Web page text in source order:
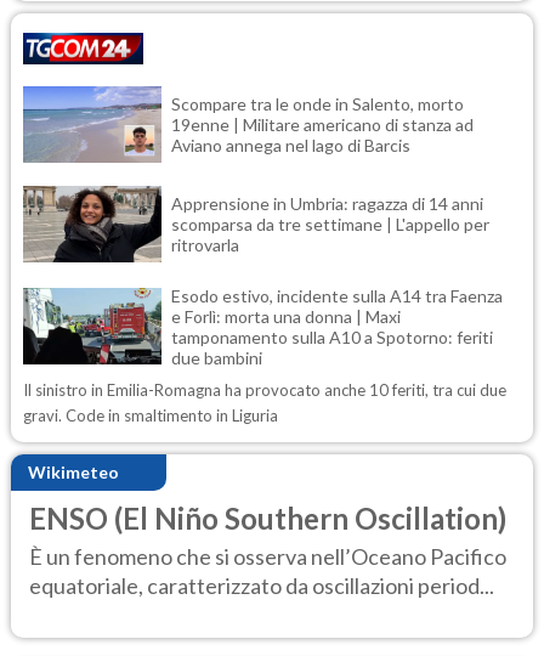
Scompare tra le onde in Salento, morto
19enne | Militare americano di stanza ad
Aviano annega nel lago di Barcis
Apprensione in Umbria: ragazza di 14 anni
scomparsa da tre settimane | L'appello per
ritrovarla
Esodo estivo, incidente sulla A14 tra Faenza
e Forlì: morta una donna | Maxi
tamponamento sulla A10 a Spotorno: feriti
due bambini
Il sinistro in Emilia-Romagna ha provocato anche 10 feriti, tra cui due
gravi. Code in smaltimento in Liguria
Wikimeteo
ENSO (El Niño Southern Oscillation)
È un fenomeno che si osserva nell’Oceano Pacifico
equatoriale, caratterizzato da oscillazioni period...